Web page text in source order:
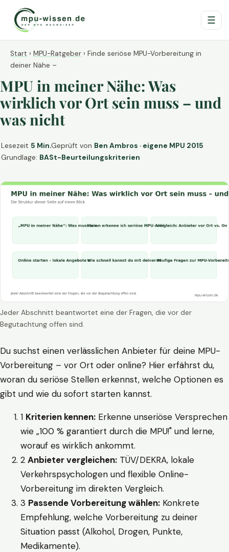
☰
Start › MPU-Ratgeber › Finde seriöse MPU-Vorbereitung in
deiner Nähe –
MPU in meiner Nähe: Was
wirklich vor Ort sein muss – und
was nicht
Lesezeit 5 Min.Geprüft von Ben Ambros · eigene MPU 2015
Grundlage: BASt-Beurteilungskriterien
Jeder Abschnitt beantwortet eine der Fragen, die vor der
Begutachtung offen sind.
Du suchst einen verlässlichen Anbieter für deine MPU-
Vorbereitung – vor Ort oder online? Hier erfährst du,
woran du seriöse Stellen erkennst, welche Optionen es
gibt und wie du sofort starten kannst.
1 Kriterien kennen: Erkenne unseriöse Versprechen
wie „100 % garantiert durch die MPU!" und lerne,
worauf es wirklich ankommt.
2 Anbieter vergleichen: TÜV/DEKRA, lokale
Verkehrspsychologen und flexible Online-
Vorbereitung im direkten Vergleich.
3 Passende Vorbereitung wählen: Konkrete
Empfehlung, welche Vorbereitung zu deiner
Situation passt (Alkohol, Drogen, Punkte,
Medikamente).